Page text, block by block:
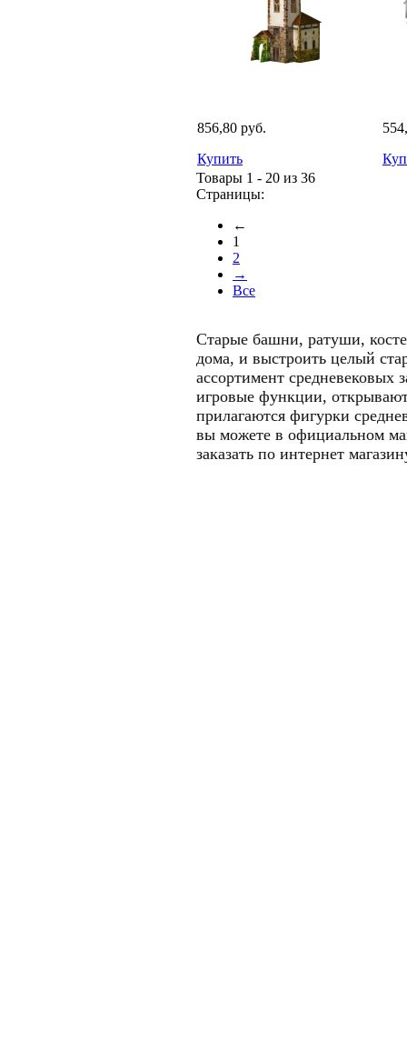
856,80 руб.
Купить
Товары 1 - 20 из 36
Страницы:
←
1
2
→
Все
Старые башни, ратуши,
дома, и выстроить целый
ассортимент средневековых
игровые функции,
прилагаются фигурки
вы можете в официальном
заказать по интернет